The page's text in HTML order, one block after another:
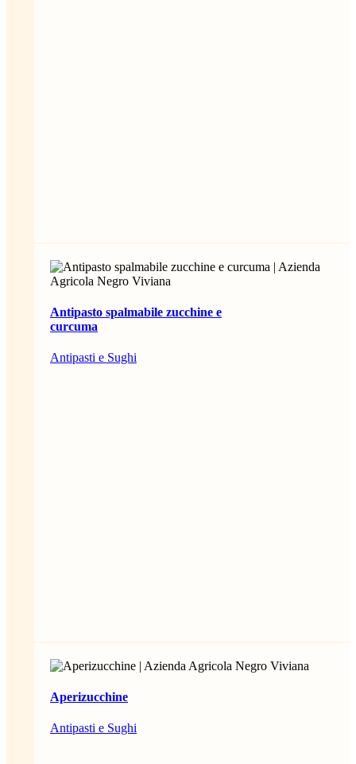
Antipasto spalmabile zucchine e
curcuma
Antipasti e Sughi
Aperizucchine
Antipasti e Sughi